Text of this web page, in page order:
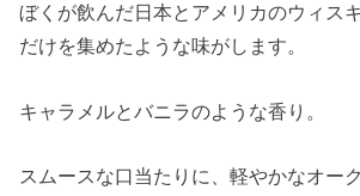
ぼくが飲んだ日本とアメリカのウィス
だけを集めたような味がします。
キャラメルとバニラのような香り。
スムースな口当たりに、軽やかなオー